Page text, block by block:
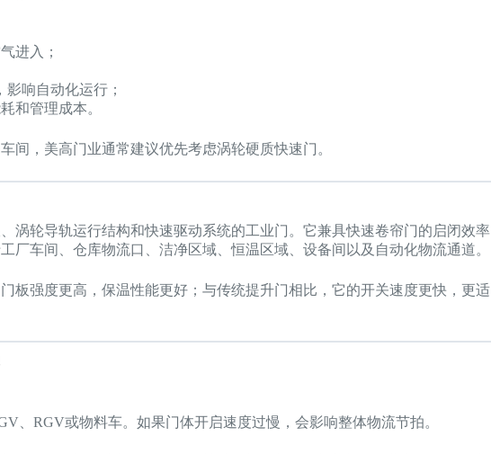
进入；
响自动化运行；
和管理成本。
间，美高门业通常建议优先考虑涡轮硬质快速门。
涡轮导轨运行结构和快速驱动系统的工业门。它兼具快速卷帘门的启闭效率
厂车间、仓库物流口、洁净区域、恒温区域、设备间以及自动化物流通道。
板强度更高，保温性能更好；与传统提升门相比，它的开关速度更快，更适
、RGV或物料车。如果门体开启速度过慢，会影响整体物流节拍。